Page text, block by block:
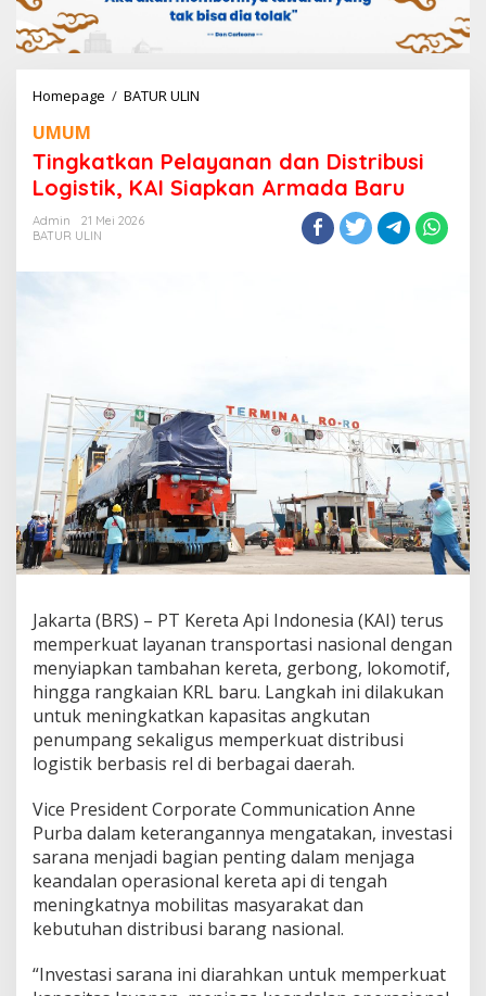
Homepage / BATUR ULIN
Distribusi
Logistik,
KAI
UMUM
Tingkatkan Pelayanan dan Distribusi
Logistik, KAI Siapkan Armada Baru
Admin
21 Mei 2026
BATUR ULIN
Jakarta (BRS) – PT Kereta Api Indonesia (KAI) terus
memperkuat layanan transportasi nasional dengan
menyiapkan tambahan kereta, gerbong, lokomotif,
hingga rangkaian KRL baru. Langkah ini dilakukan
untuk meningkatkan kapasitas angkutan
penumpang sekaligus memperkuat distribusi
logistik berbasis rel di berbagai daerah.
Vice President Corporate Communication Anne
Purba dalam keterangannya mengatakan, investasi
sarana menjadi bagian penting dalam menjaga
keandalan operasional kereta api di tengah
meningkatnya mobilitas masyarakat dan
kebutuhan distribusi barang nasional.
“Investasi sarana ini diarahkan untuk memperkuat